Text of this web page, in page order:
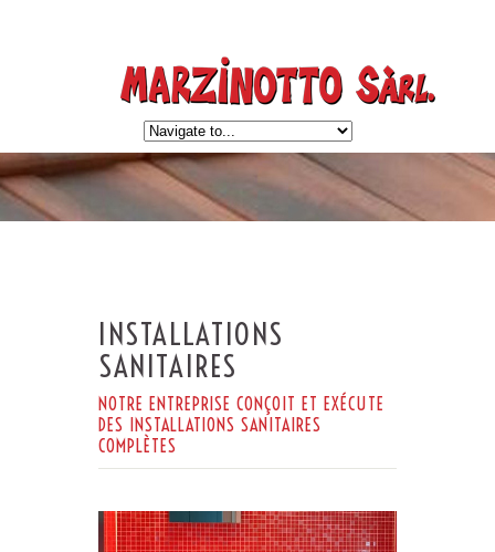
INSTALLATIONS
SANITAIRES
NOTRE ENTREPRISE CONÇOIT ET EXÉCUTE
DES INSTALLATIONS SANITAIRES
COMPLÈTES